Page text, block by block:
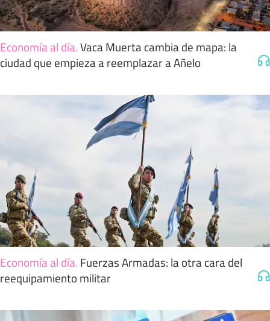
Economía al día.Vaca Muerta cambia de mapa: la
ciudad que empieza a reemplazar a Añelo
Economía al día. Fuerzas Armadas: la otra cara del
reequipamiento militar